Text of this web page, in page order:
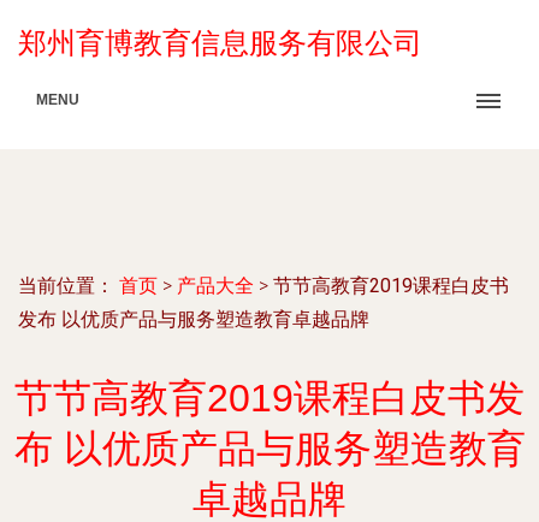
郑州育博教育信息服务有限公司
MENU
当前位置： 首页 > 产品大全 > 节节高教育2019课程白皮书
发布 以优质产品与服务塑造教育卓越品牌
节节高教育2019课程白皮书发
布 以优质产品与服务塑造教育
卓越品牌